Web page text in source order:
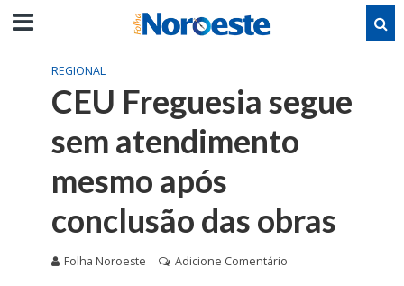
REGIONAL
CEU Freguesia segue
sem atendimento
mesmo após
conclusão das obras
Folha Noroeste Adicione Comentário